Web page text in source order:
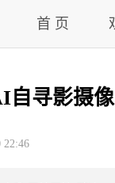
首 页
自寻影摄
22:46